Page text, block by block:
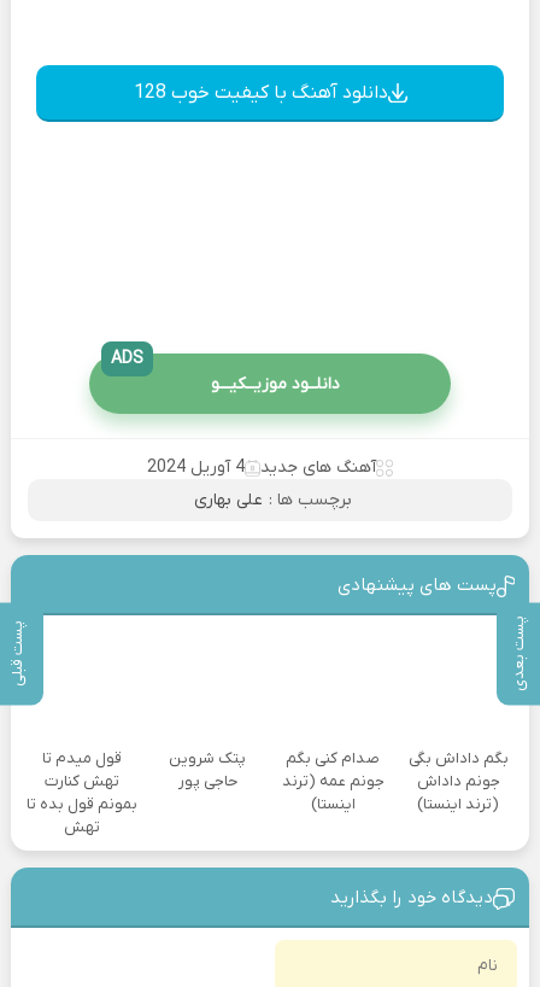
پست بعدی پست قبلی
دانلود آهنگ با کیفیت خوب 128
دانلــود موزیــکیـــو
ADS
آهنگ های جدید
4 آوریل 2024
برچسب ها : علی بهاری
پست های پیشنهادی
بگم داداش بگی
جونم داداش
(ترند اینستا)
صدام کنی بگم
جونم عمه (ترند
اینستا)
پتک شروین
حاجی پور
قول میدم تا
تهش کنارت
بمونم قول بده تا
تهش
دیدگاه خود را بگذارید